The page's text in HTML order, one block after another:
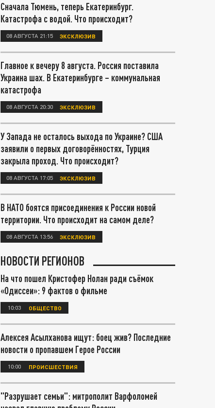
Сначала Тюмень, теперь Екатеринбург.
Катастрофа с водой. Что происходит?
08 АВГУСТА 21:15 ЭКСКЛЮЗИВ
Главное к вечеру 8 августа. Россия поставила
Украина шах. В Екатеринбурге – коммунальная
катастрофа
08 АВГУСТА 20:30 ЭКСКЛЮЗИВ
У Запада не осталось выхода по Украине? США
заявили о первых договорённостях, Турция
закрыла проход. Что происходит?
08 АВГУСТА 17:05 ЭКСКЛЮЗИВ
В НАТО боятся присоединения к России новой
территории. Что происходит на самом деле?
08 АВГУСТА 13:56 ЭКСКЛЮЗИВ
НОВОСТИ РЕГИОНОВ
На что пошел Кристофер Нолан ради съёмок
«Одиссеи»: 9 фактов о фильме
10:03 ОБЩЕСТВО
Алексея Асылханова ищут: боец жив? Последние
новости о пропавшем Герое России
10:00 ПРОИСШЕСТВИЯ
"Разрушает семьи": митрополит Варфоломей